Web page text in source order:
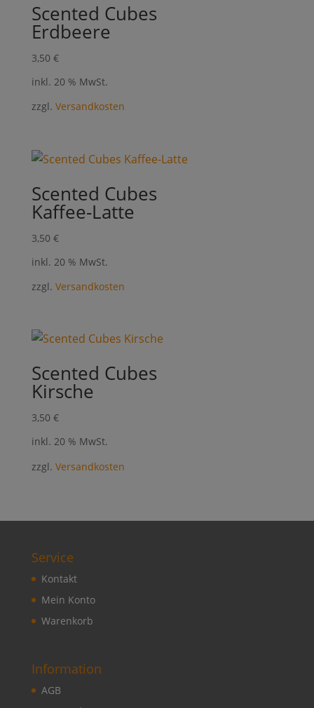
Scented Cubes
Erdbeere
3,50 €
inkl. 20 % MwSt.
zzgl. Versandkosten
Scented Cubes
Kaffee-Latte
3,50 €
inkl. 20 % MwSt.
zzgl. Versandkosten
Scented Cubes
Kirsche
3,50 €
inkl. 20 % MwSt.
zzgl. Versandkosten
Service
Kontakt
Mein Konto
Warenkorb
Information
AGB